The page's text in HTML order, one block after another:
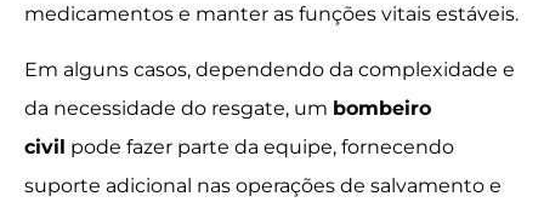
medicamentos e manter as funções vitais estáveis.
Em alguns casos, dependendo da complexidade e
da necessidade do resgate, um bombeiro
civil pode fazer parte da equipe, fornecendo
suporte adicional nas operações de salvamento e